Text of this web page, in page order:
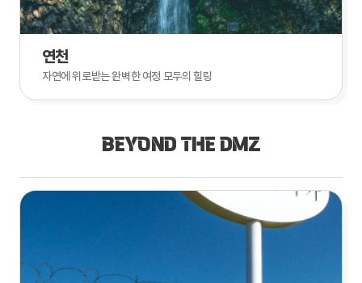
연천
자연에 위로받는 완벽한 여정 모두의 힐링
BEYOND THE DMZ